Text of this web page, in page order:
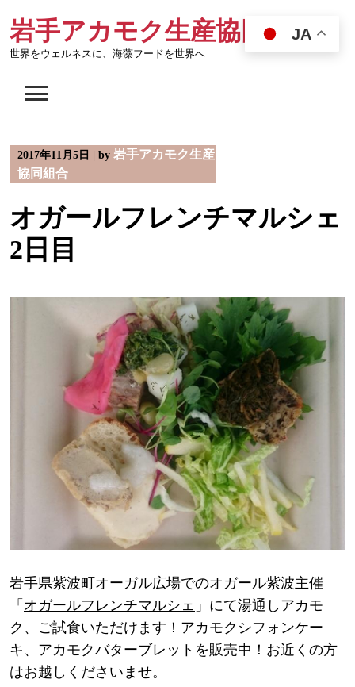
content
岩手アカモク生産協同組合
世界をウェルネスに、海藻フードを世界へ
2017年11月5日 by 岩手アカモク生産
協同組合
オガールフレンチマルシェ
2日目
岩手県紫波町オーガル広場でのオガール紫波主催
「 オガールフレンチマルシェ 」にて湯通しアカモ
ク、ご試食いただけます！アカモクシフォンケー
キ、アカモクバターブレットを販売中！ お近くの方
はお越しくださいませ。
JA